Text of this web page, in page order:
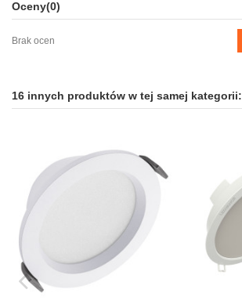
Oceny(0)
Brak ocen
16 innych produktów w tej samej kategorii: